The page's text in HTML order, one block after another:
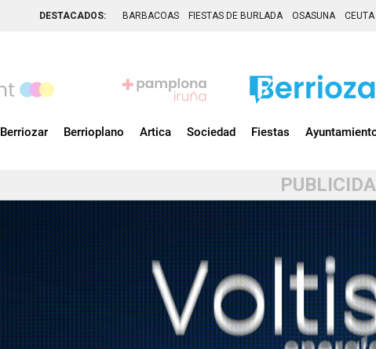
DESTACADOS: BARBACOAS FIESTAS DE BURLADA OSASUNA CEUTA
Berriozar Berrioplano Artica Sociedad Fiestas